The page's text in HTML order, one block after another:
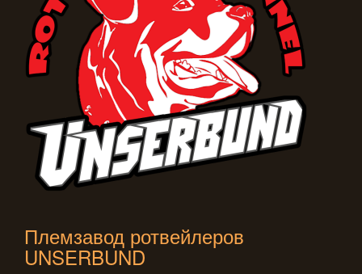
Племзавод ротвейлеров
UNSERBUND